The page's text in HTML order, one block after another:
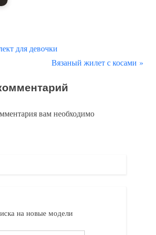
для девочки
С
е
у
п
и
Вязаный жилет с косами
вам необходимо
на новые модели